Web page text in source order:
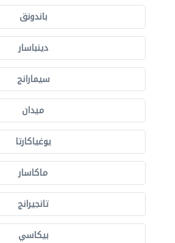
باندونق
دينباسار
سيمارانج
ميدان
يوغياكارتا
ماكاسار
تانجيرانج
بيكاسي